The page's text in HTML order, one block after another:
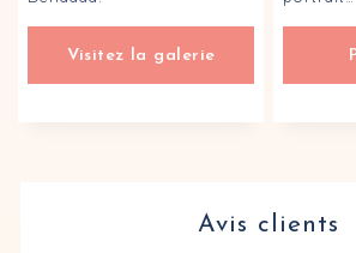
Visitez la galerie
Avis clients